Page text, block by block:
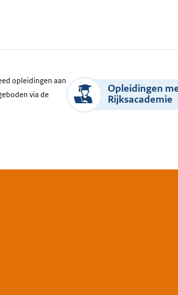
opleidingen aan
via de
Opleidingen
Rijksacademie